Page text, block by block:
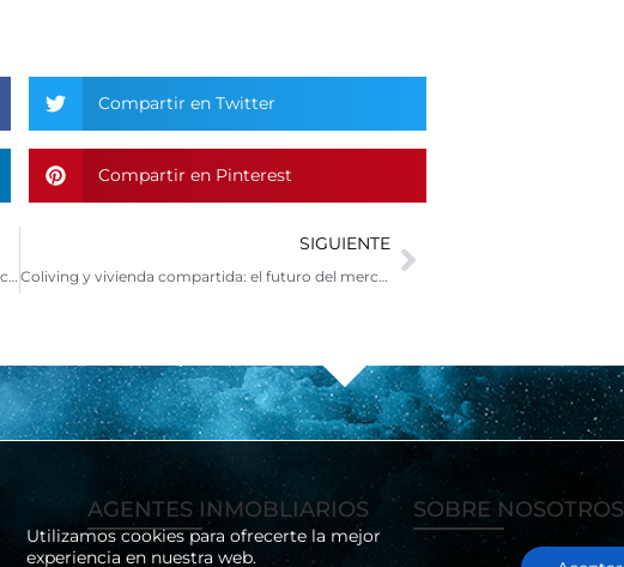
Compartir en Twitter
Compartir en Pinterest
Cómo mantener tu hogar cálido sin disparar la factura de energía
SIGUIENTE
Coliving y vivienda compartida: el futuro del mercado inmobiliario
Siguiente
AGENTES INMOBLIARIOS SOBRE NOSOTROS
Utilizamos cookies para ofrecerte la mejor
experiencia en nuestra web.